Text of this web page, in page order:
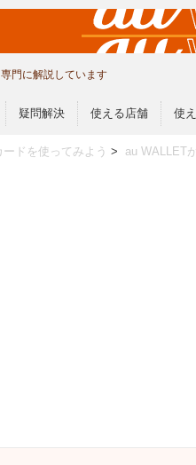
門に解説しています
疑問解決 使える店舗 使
ドを使ってみよう > au WALLET